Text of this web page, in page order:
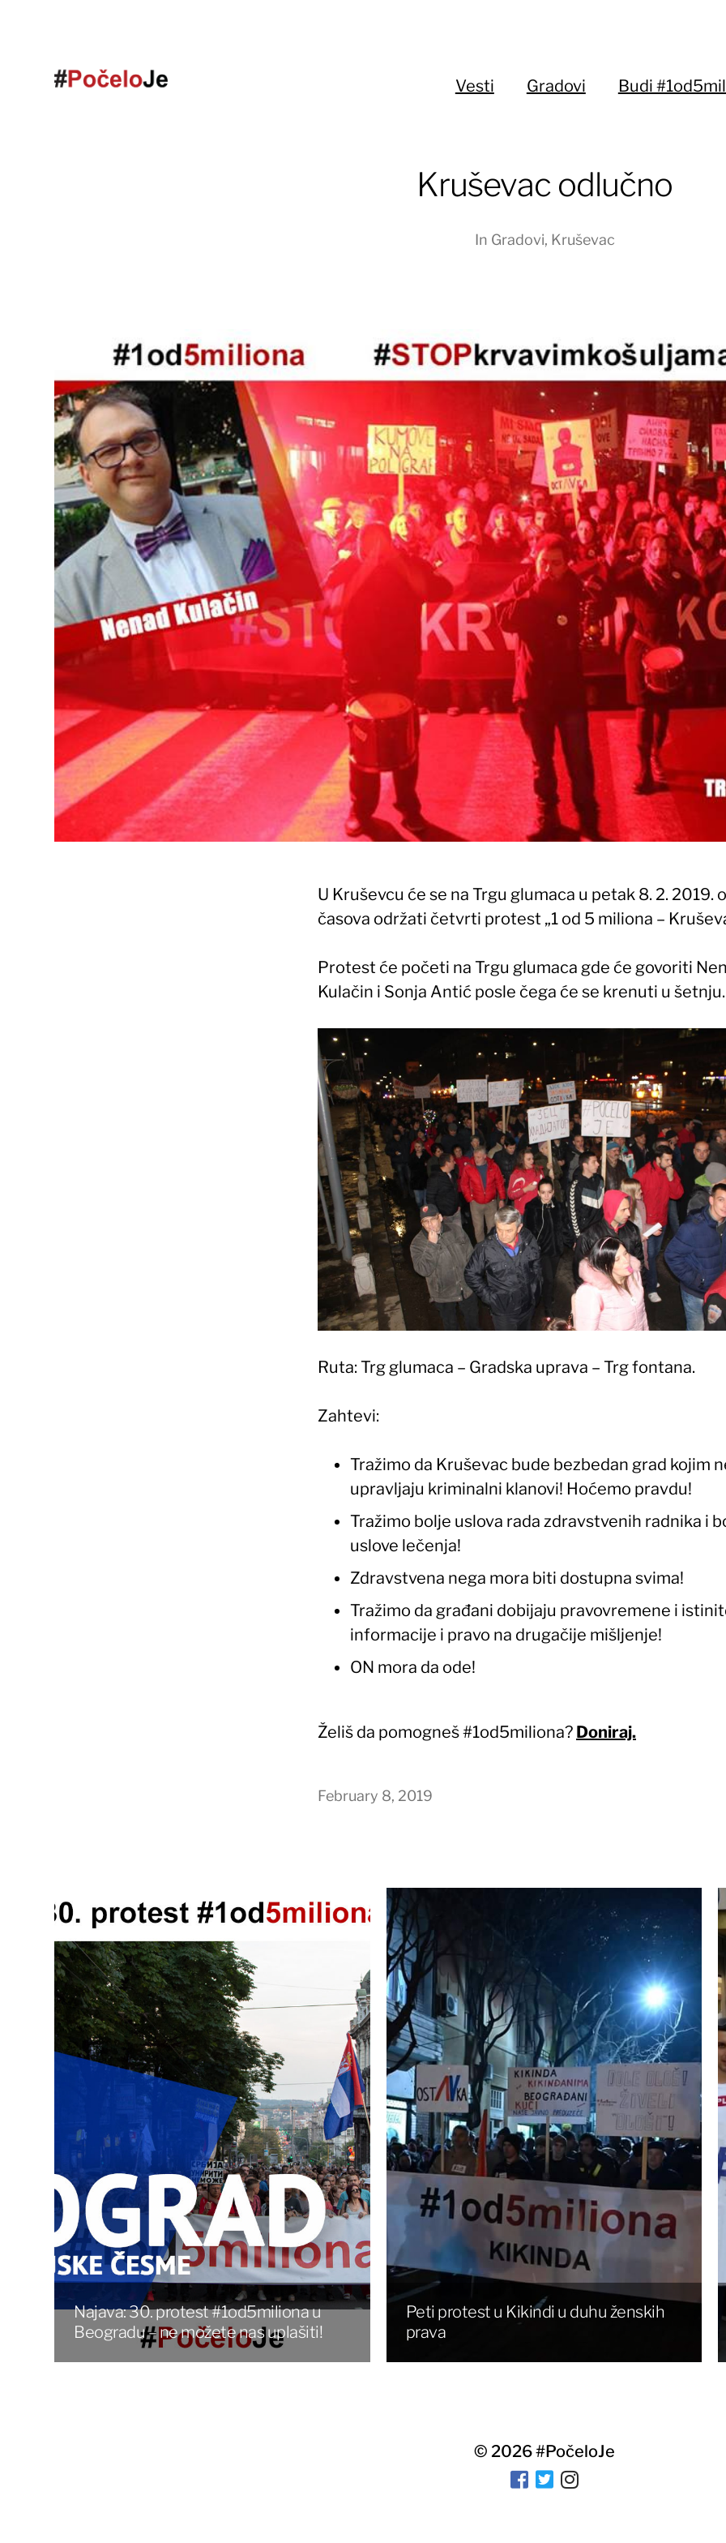
Vesti Gradovi Budi
Kruševac odlučno
In Gradovi, Kruševac
U Kruševcu će se na Trgu glumaca u petak 8. 2. 2019.
časova održati četvrti protest „1 od 5 miliona –
Protest će početi na Trgu glumaca gde će govoriti
Kulačin i Sonja Antić posle čega će se krenuti u šetnju.
Ruta: Trg glumaca – Gradska uprava – Trg fontana.
Zahtevi:
Tražimo da Kruševac bude bezbedan grad kojim
upravljaju kriminalni klanovi! Hoćemo pravdu!
Tražimo bolje uslova rada zdravstvenih radnika i
uslove lečenja!
Zdravstvena nega mora biti dostupna svima!
Tražimo da građani dobijaju pravovremene i
informacije i pravo na drugačije mišljenje!
ON mora da ode!
Želiš da pomogneš #1od5miliona? Doniraj.
February 8, 2019
Najava: 30. protest #1od5miliona u
Beogradu – ne možete nas uplašiti!
Peti protest u Kikindi u duhu ženskih
prava
© 2026#PočeloJe